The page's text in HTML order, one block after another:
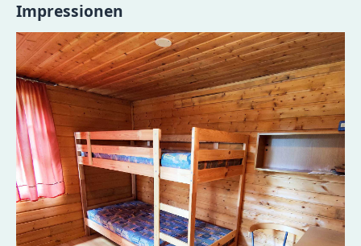
Impressionen